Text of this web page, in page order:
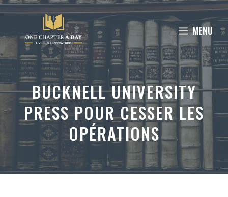
Aller
contenu
MENU
BUCKNELL UNIVERSITY
PRESS POUR CESSER LES
OPÉRATIONS